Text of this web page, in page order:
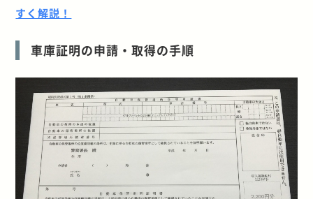
すく解説！
車庫証明の申請・取得の手順